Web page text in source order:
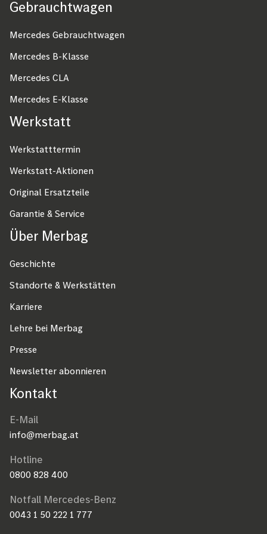
Fußzeile
Gebrauchtwagen
Mercedes Gebrauchtwagen
Mercedes B-Klasse
Mercedes CLA
Mercedes E-Klasse
Werkstatt
Werkstatttermin
Werkstatt-Aktionen
Original Ersatzteile
Garantie & Service
Über Merbag
Geschichte
Standorte & Werkstätten
Karriere
Lehre bei Merbag
Presse
Newsletter abonnieren
Kontakt
E-Mail
info@merbag.at
Hotline
0800 828 400
Notfall Mercedes-Benz
0043 1 50 222 1 777